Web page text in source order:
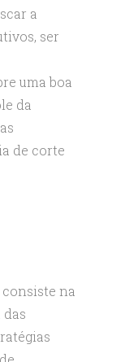
a
ser
uma boa
da
de corte
na